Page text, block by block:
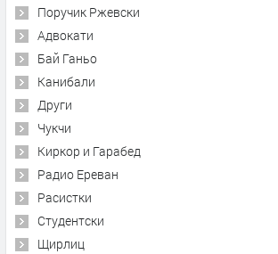
Поручик Ржевски
Адвокати
Бай Ганьо
Канибали
Други
Чукчи
Киркор и Гарабед
Радио Ереван
Расистки
Студентски
Щирлиц